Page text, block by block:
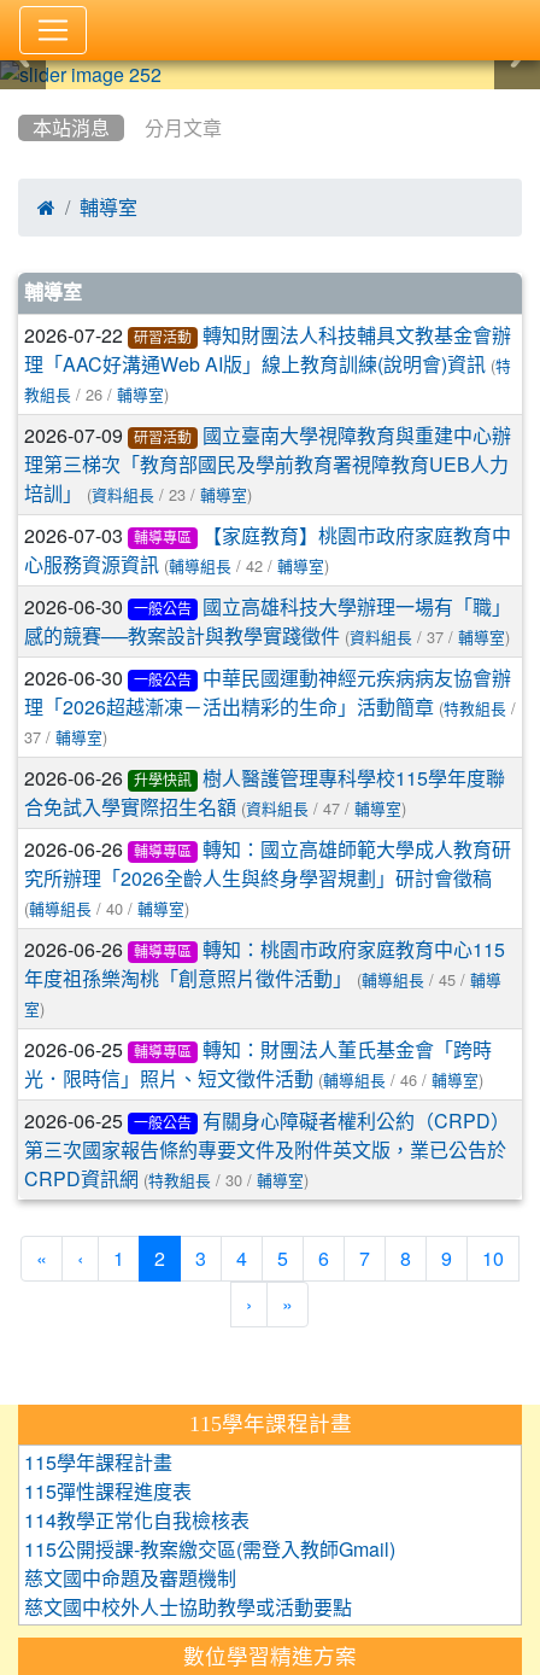
本站消息 分月文章
 輔導室
文章列表
輔導室
2026-07-22 研習活動
轉知財團法人科技輔具文教基金會辦
理「AAC好溝通Web AI版」線上教育訓練(說明會)資訊 (特
教組長 / 26 / 輔導室)
2026-07-09 研習活動
國立臺南大學視障教育與重建中心辦
理第三梯次「教育部國民及學前教育署視障教育UEB人力
培訓」
(資料組長 / 23 / 輔導室)
2026-07-03 輔導專區
【家庭教育】桃園市政府家庭教育中
心服務資源資訊 (輔導組長 / 42 / 輔導室)
2026-06-30 一般公告
國立高雄科技大學辦理一場有「職」
感的競賽──教案設計與教學實踐徵件 (資料組長 / 37 / 輔導室)
2026-06-30 一般公告
中華民國運動神經元疾病病友協會辦
理「2026超越漸凍－活出精彩的生命」活動簡章 (特教組長 /
37 / 輔導室)
2026-06-26 升學快訊
樹人醫護管理專科學校115學年度聯
合免試入學實際招生名額 (資料組長 / 47 / 輔導室)
2026-06-26 輔導專區
轉知：國立高雄師範大學成人教育研
究所辦理「2026全齡人生與終身學習規劃」研討會徵稿
(輔導組長 / 40 / 輔導室)
2026-06-26 輔導專區
轉知：桃園市政府家庭教育中心115
年度祖孫樂淘桃「創意照片徵件活動」
(輔導組長 / 45 / 輔導
室)
2026-06-25 輔導專區
轉知：財團法人董氏基金會「跨時
光．限時信」照片、短文徵件活動 (輔導組長 / 46 / 輔導室)
2026-06-25 一般公告
有關身心障礙者權利公約（CRPD）
第三次國家報告條約專要文件及附件英文版，業已公告於
CRPD資訊網 (特教組長 / 30 / 輔導室)
« ‹ 1 2(current)
3 4 5 6 7 8 9 10
› »
115學年課程計畫
115學年課程計畫
115彈性課程進度表
114教學正常化自我檢核表
115公開授課-教案繳交區(需登入教師Gmail)
慈文國中命題及審題機制
慈文國中校外人士協助教學或活動要點
數位學習精進方案